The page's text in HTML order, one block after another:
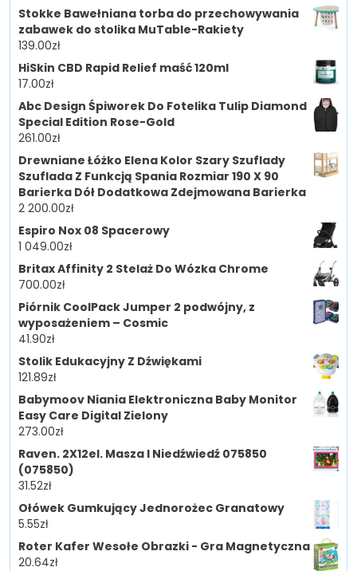
Stokke Bawełniana torba do przechowywania
zabawek do stolika MuTable-Rakiety
139.00zł
HiSkin CBD Rapid Relief maść 120ml
17.00zł
Abc Design Śpiworek Do Fotelika Tulip Diamond
Special Edition Rose-Gold
261.00zł
Drewniane Łóżko Elena Kolor Szary Szuflady
Szuflada Z Funkcją Spania Rozmiar 190 X 90
Barierka Dół Dodatkowa Zdejmowana Barierka
2 200.00zł
Espiro Nox 08 Spacerowy
1 049.00zł
Britax Affinity 2 Stelaż Do Wózka Chrome
700.00zł
Piórnik CoolPack Jumper 2 podwójny, z
wyposażeniem – Cosmic
41.90zł
Stolik Edukacyjny Z Dźwiękami
121.89zł
Babymoov Niania Elektroniczna Baby Monitor
Easy Care Digital Zielony
273.00zł
Raven. 2X12el. Masza I Niedźwiedź 075850
(075850)
31.52zł
Ołówek Gumkujący Jednorożec Granatowy
5.55zł
Roter Kafer Wesołe Obrazki - Gra Magnetyczna
20.64zł